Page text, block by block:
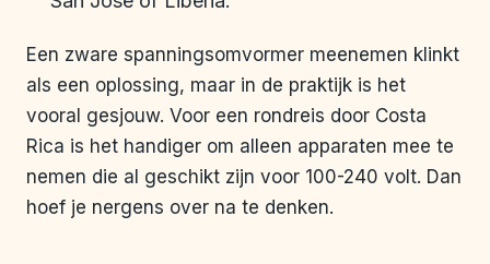
Een zware spanningsomvormer meenemen klinkt
als een oplossing, maar in de praktijk is het
vooral gesjouw. Voor een rondreis door Costa
Rica is het handiger om alleen apparaten mee te
nemen die al geschikt zijn voor 100-240 volt. Dan
hoef je nergens over na te denken.